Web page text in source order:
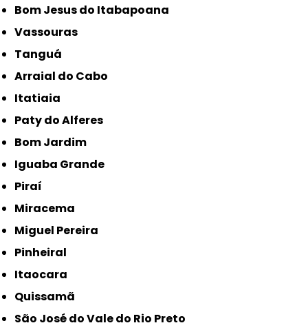
Bom Jesus do Itabapoana
Vassouras
Tanguá
Arraial do Cabo
Itatiaia
Paty do Alferes
Bom Jardim
Iguaba Grande
Piraí
Miracema
Miguel Pereira
Pinheiral
Itaocara
Quissamã
São José do Vale do Rio Preto